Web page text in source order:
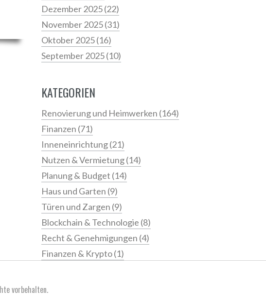
Dezember 2025(22)
November 2025(31)
Oktober 2025(16)
September 2025(10)
KATEGORIEN
Renovierung und Heimwerken (164)
Finanzen (71)
Inneneinrichtung(21)
Nutzen & Vermietung(14)
Planung & Budget (14)
Haus und Garten (9)
Türen und Zargen (9)
Blockchain & Technologie (8)
Recht & Genehmigungen (4)
Finanzen & Krypto(1)
vorbehalten.